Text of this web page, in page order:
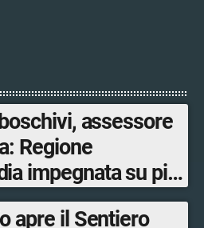
assessore
Regione
impegnata su più
volontari coinvolti
Sentiero